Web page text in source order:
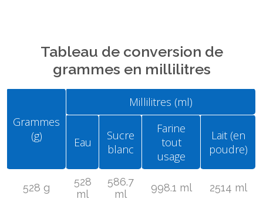
Tableau de conversion de
grammes en millilitres
Grammes
(g)
Millilitres (ml)
Eau
Sucre
blanc
Farine
tout
usage
Lait (en
poudre)
528 g
528
ml
586.7
ml
998.1 ml 2514 ml